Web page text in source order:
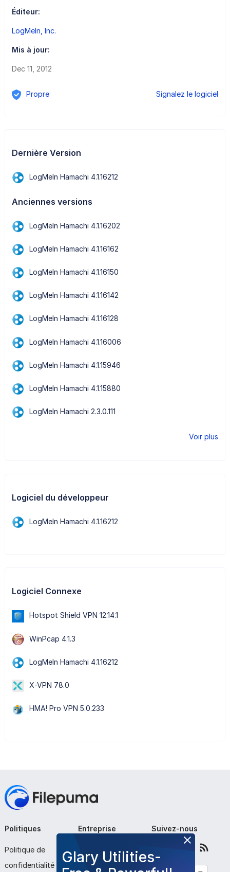
Éditeur:
LogMeIn, Inc.
Mis à jour:
Dec 11, 2012
Propre Signalez le logiciel
Dernière Version
LogMeIn Hamachi 4.1.16212
Anciennes versions
LogMeIn Hamachi 4.1.16202
LogMeIn Hamachi 4.1.16162
LogMeIn Hamachi 4.1.16150
LogMeIn Hamachi 4.1.16142
LogMeIn Hamachi 4.1.16128
LogMeIn Hamachi 4.1.16006
LogMeIn Hamachi 4.1.15946
LogMeIn Hamachi 4.1.15880
LogMeIn Hamachi 2.3.0.111
Voir plus
Logiciel du développeur
LogMeIn Hamachi 4.1.16212
Logiciel Connexe
Hotspot Shield VPN 12.14.1
WinPcap 4.1.3
LogMeIn Hamachi 4.1.16212
X-VPN 78.0
HMA! Pro VPN 5.0.233
Glary Utilities-
Politiques
Politique de
confidentialité
Entreprise
À propos de nous
Contactez-nous
Suivez-nous